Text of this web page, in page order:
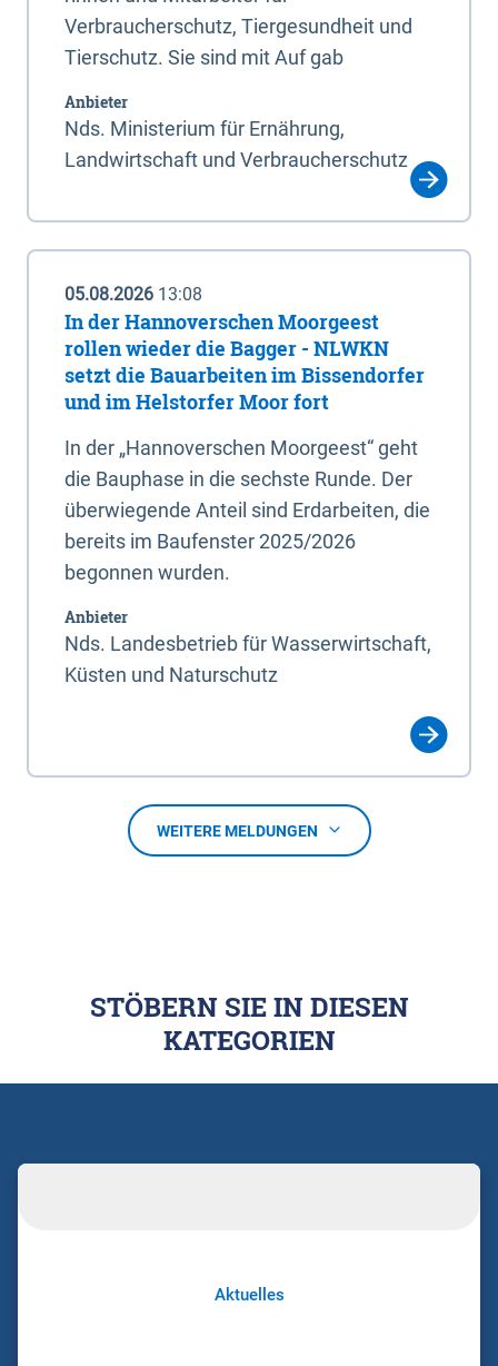
Verbraucherschutz, Tiergesundheit und
Tierschutz. Sie sind mit Auf gab
Anbieter
Nds. Ministerium für Ernährung,
Landwirtschaft und Verbraucherschutz
05.08.2026 13:08
In der Hannoverschen Moorgeest
rollen wieder die Bagger - NLWKN
setzt die Bauarbeiten im Bissendorfer
und im Helstorfer Moor fort
In der „Hannoverschen Moorgeest“ geht
die Bauphase in die sechste Runde. Der
überwiegende Anteil sind Erdarbeiten, die
bereits im Baufenster 2025/2026
begonnen wurden.
Anbieter
Nds. Landesbetrieb für Wasserwirtschaft,
Küsten und Naturschutz
WEITERE MELDUNGEN
STÖBERN SIE IN DIESEN
KATEGORIEN
Aktuelles